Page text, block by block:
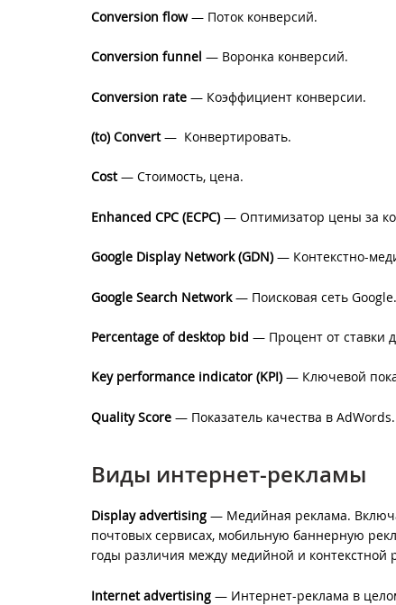
Conversion flow— Поток конверсий.
Conversion funnel — Воронка конверсий.
Conversion rate — Коэффициент конверсии.
(to) Convert— Конвертировать.
Cost— Стоимость, цена.
Enhanced CPC (ECPC)— Оптимизатор цены за
Google Display Network (GDN)— Контекстно-
Google Search Network— Поисковая сеть Google.
Percentage of desktop bid — Процент от ставки
Key performance indicator (KPI)— Ключевой
Quality Score — Показатель качества в AdWords.
Виды интернет-рекламы
Display advertising — Медийная реклама.
почтовых сервисах, мобильную баннерную
годы различия между медийной и контекстной
Internet advertising — Интернет-реклама в